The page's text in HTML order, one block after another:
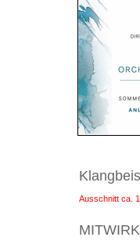
Ausschnitt ca.